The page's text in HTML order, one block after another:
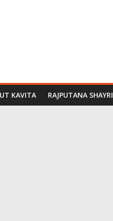
KAVITA RAJPUTANA SHAYRI